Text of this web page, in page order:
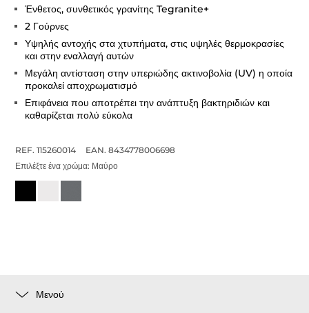
Ένθετος, συνθετικός γρανίτης Tegranite+
2 Γούρνες
Υψηλής αντοχής στα χτυπήματα, στις υψηλές θερμοκρασίες
και στην εναλλαγή αυτών
Μεγάλη αντίσταση στην υπεριώδης ακτινοβολία (UV) η οποία
προκαλεί αποχρωματισμό
Επιφάνεια που αποτρέπει την ανάπτυξη βακτηριδιών και
καθαρίζεται πολύ εύκολα
REF. 115260014
EAN. 8434778006698
Επιλέξτε ένα χρώμα: Μαύρο
Μενού